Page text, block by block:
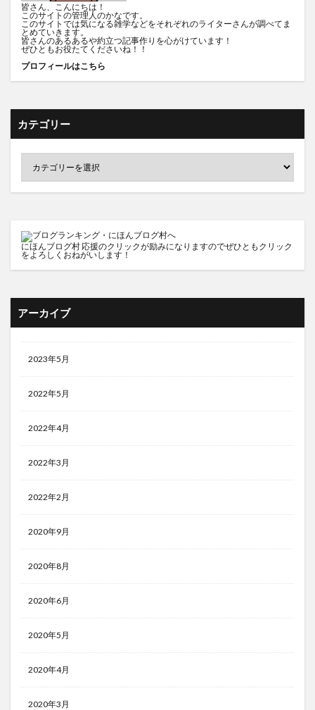
皆さん、こんにちは！
このサイトの管理人のかなです。
このサイトでは気になる雑学などをそれぞれのライターさんが調べてま
とめていきます。
皆さんのあるあるや約立つ記事作りを心がけています！
ぜひともお役たてくださいね！！
プロフィールはこちら
カテゴリー
にほんブログ村 応援のクリックが励みになりますのでぜひともクリック
をよろしくおねがいします！
アーカイブ
2023年5月
2022年5月
2022年4月
2022年3月
2022年2月
2020年9月
2020年8月
2020年6月
2020年5月
2020年4月
2020年3月